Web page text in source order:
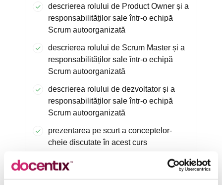
descrierea rolului de Product Owner și a
responsabilităților sale într-o echipă
Scrum autoorganizată
descrierea rolului de Scrum Master și a
responsabilităților sale într-o echipă
Scrum autoorganizată
descrierea rolului de dezvoltator și a
responsabilităților sale într-o echipă
Scrum autoorganizată
prezentarea pe scurt a conceptelor-
cheie discutate în acest curs